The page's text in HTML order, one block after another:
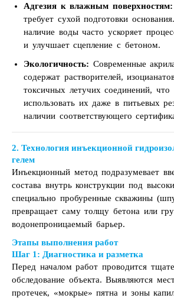
Адгезия к влажным поверхностям:
требует сухой подготовки
наличие воды часто ускоряет
и улучшает сцепление с бетоном.
Экологичность: Современные
содержат растворителей,
токсичных летучих соединений, что
использовать их даже в питьевых
наличии соответствующего
2. Технология инъекционной
гелем
Инъекционный метод подразумевает
состава внутрь конструкции под
специально пробуренные скважины
превращает саму толщу бетона или
водонепроницаемый барьер.
Этапы выполнения работ
Шаг 1: Диагностика и разметка
Перед началом работ проводится
обследование объекта. Выявляются
протечек, «мокрые» пятна и зоны